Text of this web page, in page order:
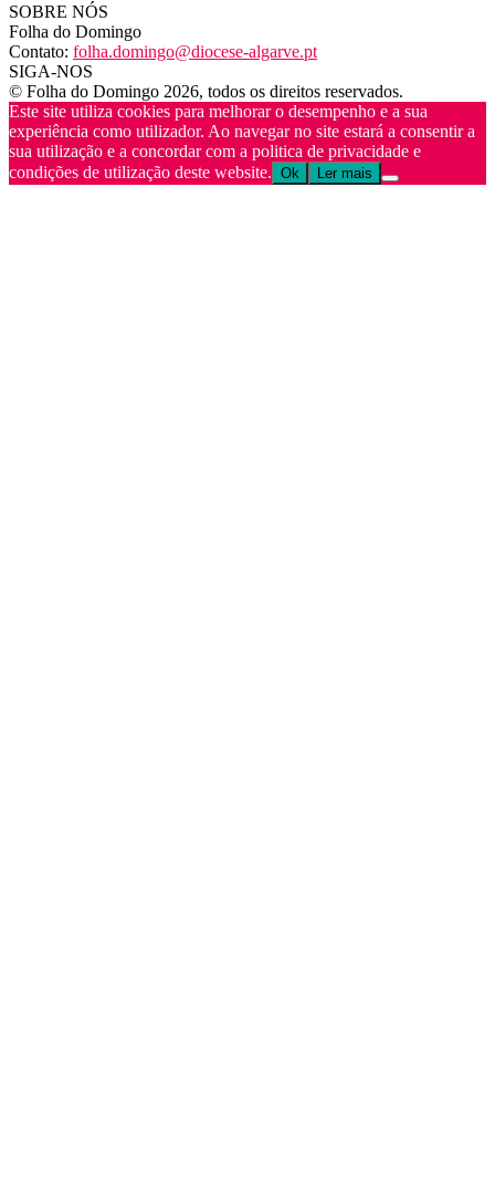
SOBRE NÓS
Folha do Domingo
Contato: folha.domingo@diocese-algarve.pt
SIGA-NOS
© Folha do Domingo 2026, todos os direitos reservados.
Este site utiliza cookies para melhorar o desempenho e a sua
experiência como utilizador. Ao navegar no site estará a consentir a
sua utilização e a concordar com a politica de privacidade e
condições de utilização deste website. Ok Ler mais